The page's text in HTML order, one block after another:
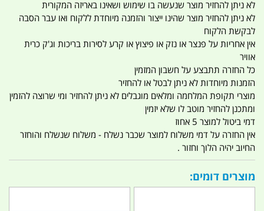
לא ניתן להחזיר מוצר שנעשה בו שימוש ושאינו באריזה המקורית
לא ניתן להחזיר מוצר שהינו ייצור והזמנה מיוחדת ללקוח ואו עבר הסבה
לבקשת הלקוח
אין אחריות על פנצר או נזק או פיצוץ או קרע לסירות בריכות וג'ק כרית
אוויר
כל החזרה תתבצע על חשבון המזמין
הזמנות מיוחדות לא ניתן לבטל או להחזיר
מוצרי תקופת המלחמה ומלאים מוגבלים לא ניתן להחזיר ומי שרוצה להזמין
ומתכנן להחזיר מוטב לו שלא יזמין
דמי ביטול למוצר 5 אחוז
אין החזרה על דמי משלוח למוצר שכבר נשלח - משלוח שנשלח והוחזר
החיוב יהיה הלוך וחזור .
מוצרים דומים: